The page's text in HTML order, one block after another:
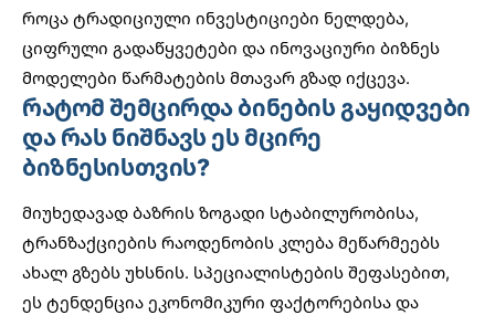
როცა ტრადიციული ინვესტიციები ნელდება,
ციფრული გადაწყვეტები და ინოვაციური ბიზნეს
მოდელები წარმატების მთავარ გზად იქცევა.
რატომ შემცირდა ბინების გაყიდვები
და რას ნიშნავს ეს მცირე
ბიზნესისთვის?
მიუხედავად ბაზრის ზოგადი სტაბილურობისა,
ტრანზაქციების რაოდენობის კლება მეწარმეებს
ახალ გზებს უხსნის. სპეციალისტების შეფასებით,
ეს ტენდენცია ეკონომიკური ფაქტორებისა და